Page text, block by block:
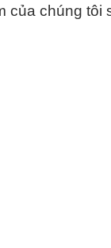
của chúng